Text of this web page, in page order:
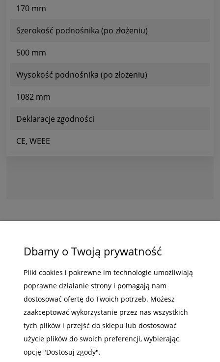
170 mm
Szerokość podnośnika (po złożeniu)
500 mm
Wysokość podnośnika (po złożeniu)
1082 mm
Deklaracje zgodności
CE, WEEE
ZAKUPY
POMOC
MOJE KONTO
INFORMACJE
Dbamy o Twoją prywatność
Pliki cookies i pokrewne im technologie umożliwiają
poprawne działanie strony i pomagają nam
dostosować ofertę do Twoich potrzeb. Możesz
zaakceptować wykorzystanie przez nas wszystkich
tych plików i przejść do sklepu lub dostosować
użycie plików do swoich preferencji, wybierając
opcję "Dostosuj zgody".